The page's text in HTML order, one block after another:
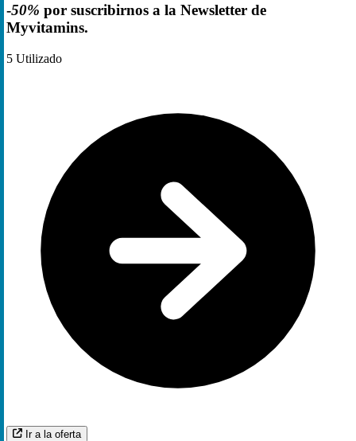
-50% por suscribirnos a la Newsletter de
Myvitamins.
5 Utilizado
Ir a la oferta